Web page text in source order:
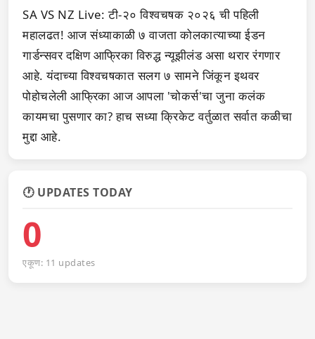
SA VS NZ Live: टी-२० विश्वचषक २०२६ ची पहिली
महालढत! आज संध्याकाळी ७ वाजता कोलकात्याच्या ईडन
गार्डन्सवर दक्षिण आफ्रिका विरुद्ध न्यूझीलंड असा थरार रंगणार
आहे. यंदाच्या विश्वचषकात सलग ७ सामने जिंकून इथवर
पोहोचलेली आफ्रिका आज आपला 'चोकर्स'चा जुना कलंक
कायमचा पुसणार का? हाच सध्या क्रिकेट वर्तुळात सर्वात कळीचा
मुद्दा आहे.
🕐 UPDATES TODAY
0
एकूण: 11 updates